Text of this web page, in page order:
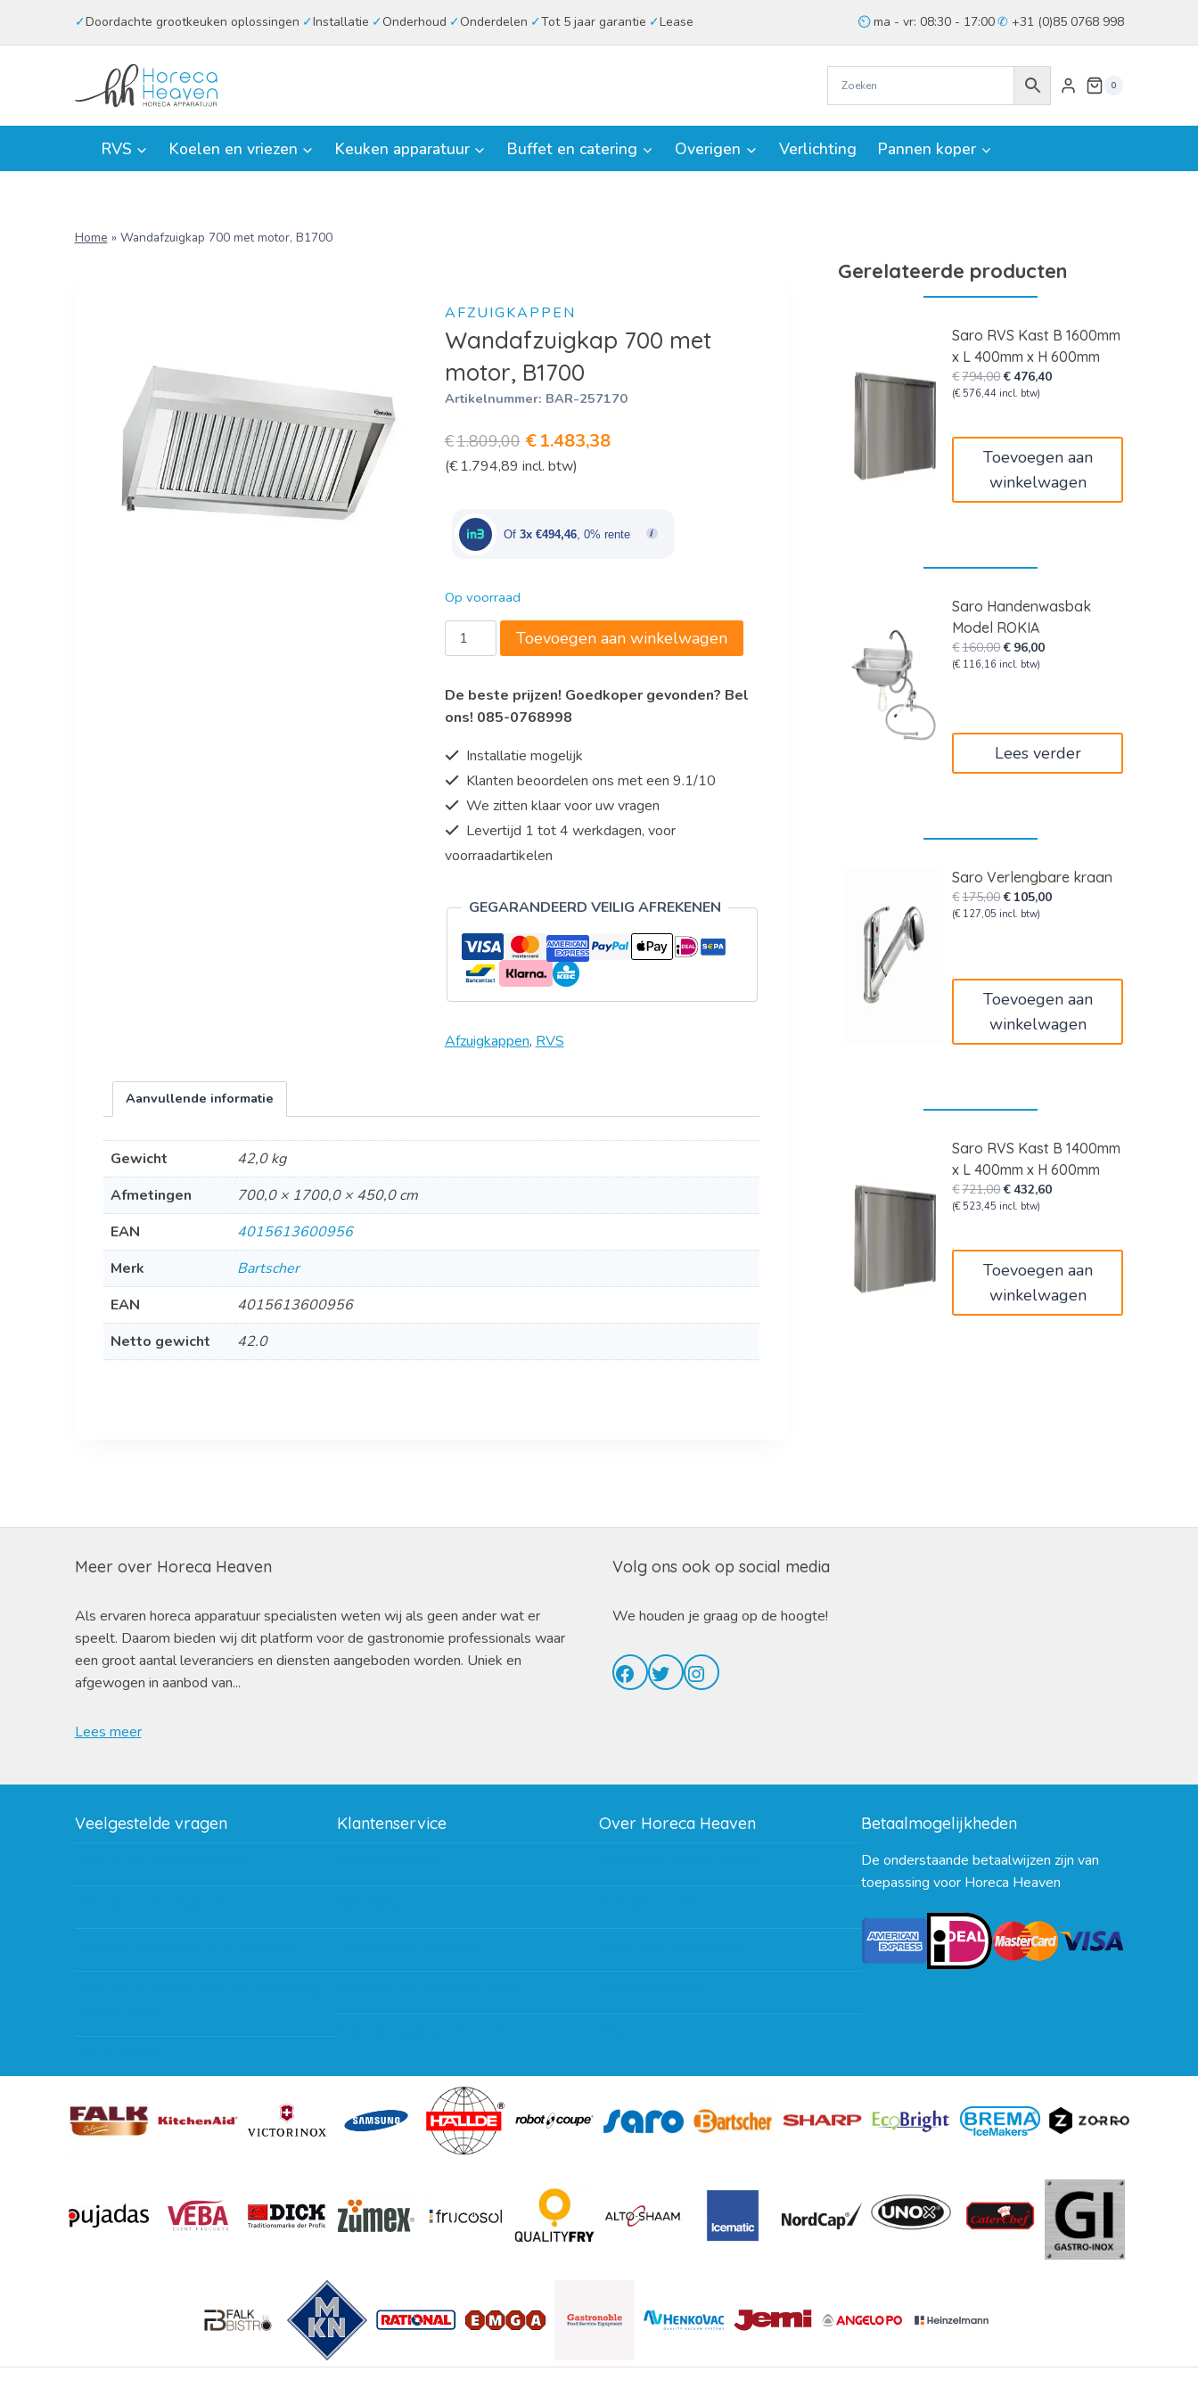
Doordachte grootkeuken oplossingen Installatie Onderhoud Onderdelen Tot 5 jaar garantie Lease ma - vr: 08:30 - 17:00 +31 (0)85 0768 998
0
RVS Koelen en vriezen Keuken apparatuur Buffet en catering Overigen Verlichting Pannen koper
Home » Wandafzuigkap 700 met motor, B1700
AFZUIGKAPPEN
Wandafzuigkap 700 met
motor, B1700
Artikelnummer: BAR-257170
€1.809,00 Oorspronkelijke
prijs
€1.809,00.
€ 1.483,38Huidige
€1.483,38.
(€ 1.794,89 incl. btw)
Of 3x €494,46, 0% rente
Op voorraad
Wandafzuigkap
700
motor,
B1700
Toevoegen aan winkelwagen
De beste prijzen! Goedkoper gevonden? Bel
ons! 085-0768998
Installatie mogelijk
Klanten beoordelen ons met een 9.1/10
We zitten klaar voor uw vragen
Levertijd 1 tot 4 werkdagen, voor
voorraadartikelen
GEGARANDEERD VEILIG AFREKENEN
Afzuigkappen, RVS
Aanvullende informatie
Gewicht
42,0 kg
Afmetingen
700,0 × 1700,0 × 450,0 cm
EAN
4015613600956
Merk
Bartscher
EAN
4015613600956
Netto gewicht
42.0
Gerelateerde producten
Saro RVS Kast B 1600mm
x L 400mm x H 600mm
€794,00Oorspronkelijke
prijs
€476,40Huidige
(€ 576,44 incl. btw)
Toevoegen aan
winkelwagen
Saro Handenwasbak
Model ROKIA
€160,00Oorspronkelijke
prijs
€ 96,00Huidige
(€ 116,16 incl. btw)
Lees verder
Saro Verlengbare kraan
€175,00Oorspronkelijke
prijs
€ 105,00Huidige
(€ 127,05 incl. btw)
Toevoegen aan
winkelwagen
Saro RVS Kast B 1400mm
x L 400mm x H 600mm
€721,00Oorspronkelijke
prijs
€432,60Huidige
(€ 523,45 incl. btw)
Toevoegen aan
winkelwagen
Meer over Horeca Heaven
Als ervaren horeca apparatuur specialisten weten wij als geen ander wat er
speelt. Daarom bieden wij dit platform voor de gastronomie professionals waar
een groot aantal leveranciers en diensten aangeboden worden. Uniek en
afgewogen in aanbod van...
Lees meer
Volg ons ook op social media
We houden je graag op de hoogte!
Facebook
TwitterInstagram
Veelgestelde vragen Klantenservice
Subsidie regeling EIA 2020
Over Horeca Heaven Betaalmogelijkheden
De onderstaande betaalwijzen zijn van
toepassing voor Horeca Heaven